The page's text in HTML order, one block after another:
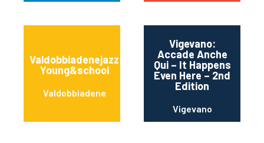
Valdobbiadenejazz
Young&school
Valdobbiadene
Vigevano:
Accade Anche
Qui – It Happens
Even Here – 2nd
Edition
Vigevano